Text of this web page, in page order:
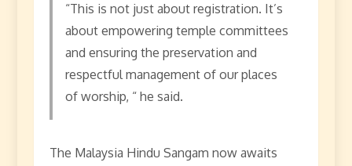
“This is not just about registration. It’s
about empowering temple committees
and ensuring the preservation and
respectful management of our places
of worship, “ he said.
The Malaysia Hindu Sangam now awaits